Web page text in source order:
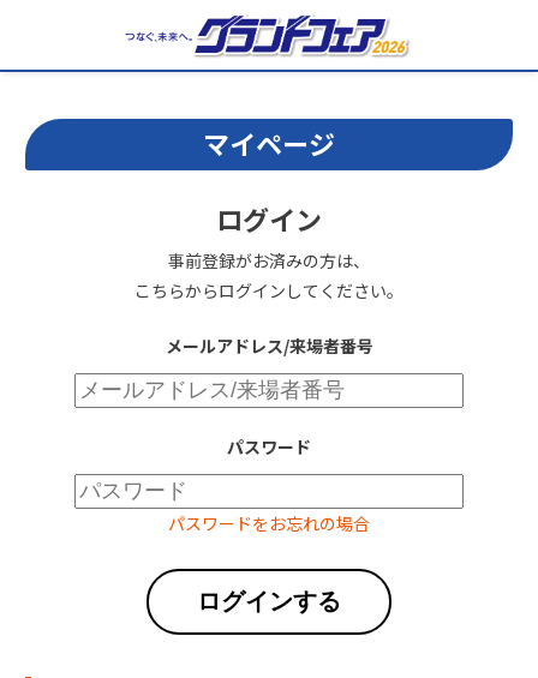
マイページ
ログイン
事前登録がお済みの方は、
こちらからログインしてください。
メールアドレス/来場者番号
パスワード
パスワードをお忘れの場合
ログインする